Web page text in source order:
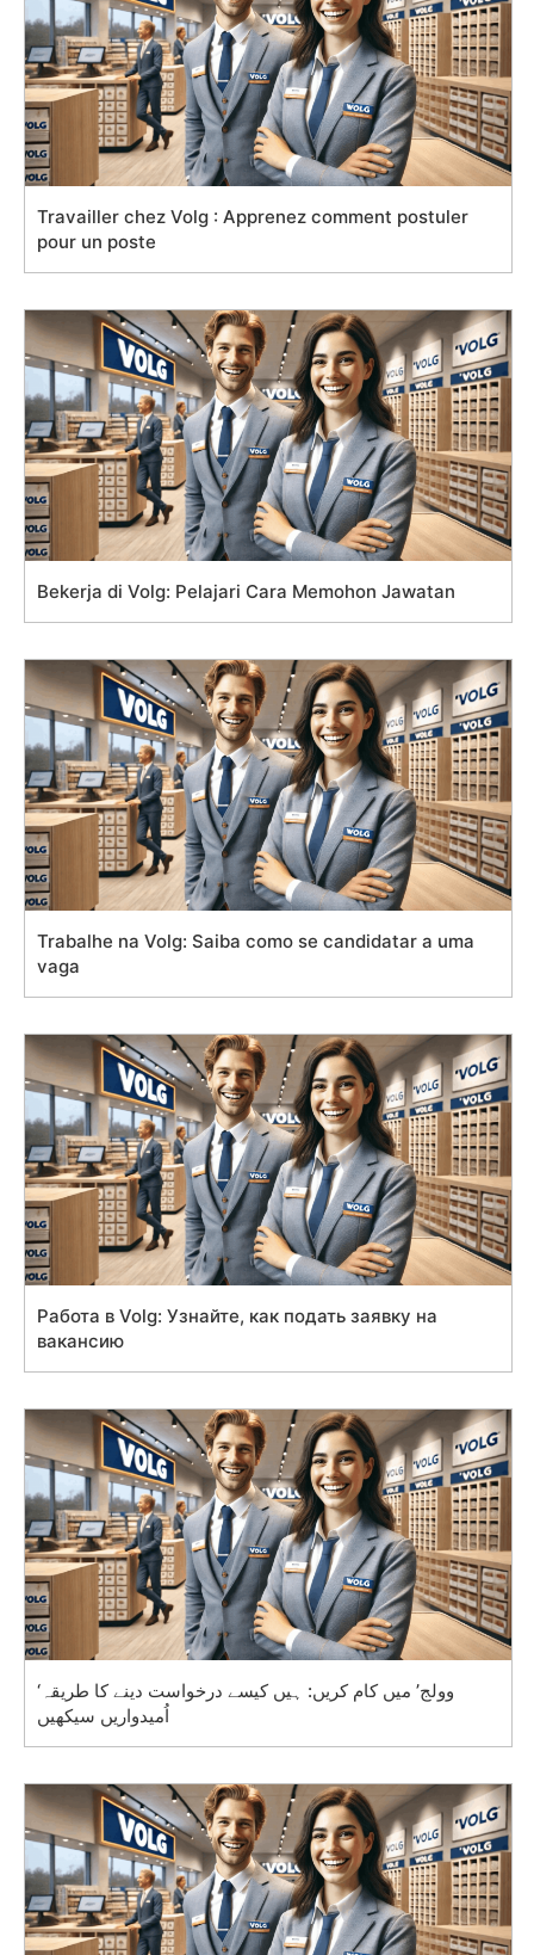
Travailler chez Volg : Apprenez comment postuler
pour un poste
Bekerja di Volg: Pelajari Cara Memohon Jawatan
Trabalhe na Volg: Saiba como se candidatar a uma
vaga
Работа в Volg: Узнайте, как подать заявку на
вакансию
‘وولج’ میں کام کریں: ہیں کیسے درخواست دینے کا طریقہ
اُمیدواریں سیکھیں